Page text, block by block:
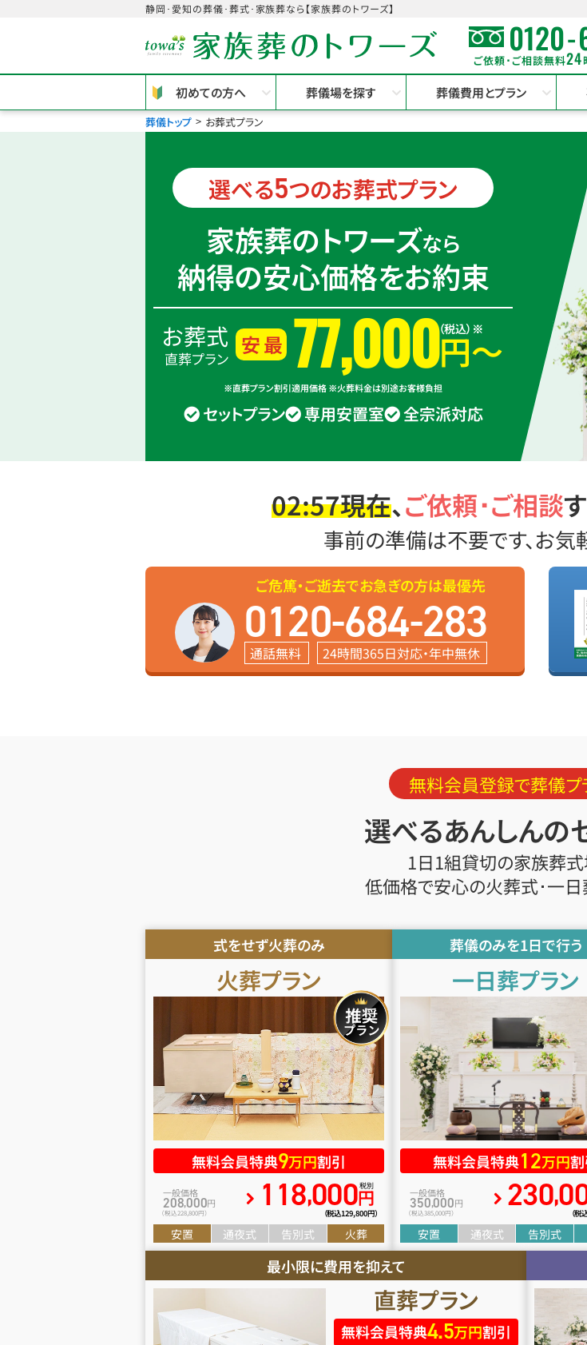
静岡･愛知の葬儀･葬式･家族葬なら【家族葬のトワーズ】
0120-
ご依頼･ご相談無料24
初めての方へ 葬儀場を探す 葬儀費用とプラン
葬儀トップ お葬式プラン
選べる5つのお葬式プラン
家族葬のトワーズなら
納得の安心価格をお約束
お葬式
直葬プラン
最安 77,000円〜
（税込） ※
※直葬プラン割引適用価格 ※火葬料金は別途お客様負担
セットプラン 専用安置室 全宗派対応
02:57現在、ご依頼･ご相談
事前の準備は不要です、お気
ご危篤・ご逝去でお急ぎの方は最優先
0120-684-283
通話無料 24時間365日対応・年中無休
無料会員登録で葬儀プ
選べるあんしんの
1日1組貸切の家族葬式
低価格で安心の火葬式･一日
式をせず火葬のみ
火葬プラン
無料会員特典9万円割引
一般価格
208,000円
（税込228800円） 118,000円
税別
（税込129,800円）
安置 通夜式 告別式 火葬
葬儀のみを1日で行う
一日葬プラン
無料会員特典12万円
一般価格
350,000円
（税込385,000円） 230,
（税
安置 通夜式 告別式
最小限に費用を抑えて
直葬プラン
無料会員特典4.5万円割引